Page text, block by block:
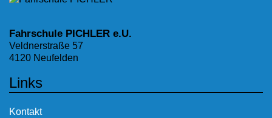
Fahrschule PICHLER e.U.
Veldnerstraße 57
4120 Neufelden
Links
Kontakt